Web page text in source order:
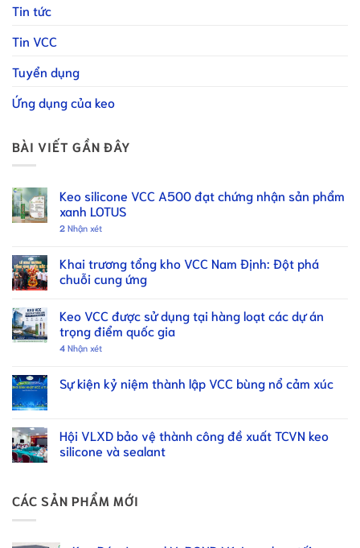
Tin tức
Tin VCC
Tuyển dụng
Ứng dụng của keo
BÀI VIẾT GẦN ĐÂY
Keo silicone VCC A500 đạt chứng nhận sản phẩm
xanh LOTUS
2 Nhận xét
Khai trương tổng kho VCC Nam Định: Đột phá
chuỗi cung ứng
Keo VCC được sử dụng tại hàng loạt các dự án
trọng điểm quốc gia
4 Nhận xét
Sự kiện kỷ niệm thành lập VCC bùng nổ cảm xúc
Hội VLXD bảo vệ thành công đề xuất TCVN keo
silicone và sealant
CÁC SẢN PHẨM MỚI